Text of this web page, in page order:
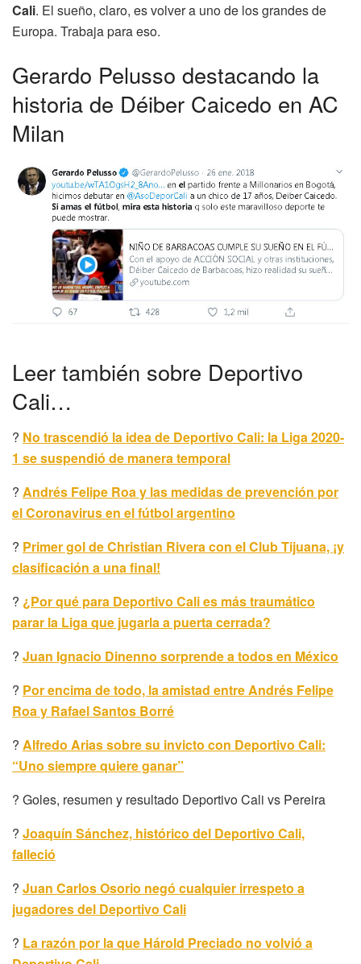
Cali. El sueño, claro, es volver a uno de los grandes de
Europa. Trabaja para eso.
Gerardo Pelusso destacando la
historia de Déiber Caicedo en AC
Milan
Leer también sobre Deportivo
Cali…
? No trascendió la idea de Deportivo Cali: la Liga 2020-
1 se suspendió de manera temporal
? Andrés Felipe Roa y las medidas de prevención por
el Coronavirus en el fútbol argentino
? Primer gol de Christian Rivera con el Club Tijuana, ¡y
clasificación a una final!
? ¿Por qué para Deportivo Cali es más traumático
parar la Liga que jugarla a puerta cerrada?
? Juan Ignacio Dinenno sorprende a todos en México
? Por encima de todo, la amistad entre Andrés Felipe
Roa y Rafael Santos Borré
? Alfredo Arias sobre su invicto con Deportivo Cali:
“Uno siempre quiere ganar”
? Goles, resumen y resultado Deportivo Cali vs Pereira
? Joaquín Sánchez, histórico del Deportivo Cali,
falleció
? Juan Carlos Osorio negó cualquier irrespeto a
jugadores del Deportivo Cali
? La razón por la que Hárold Preciado no volvió a